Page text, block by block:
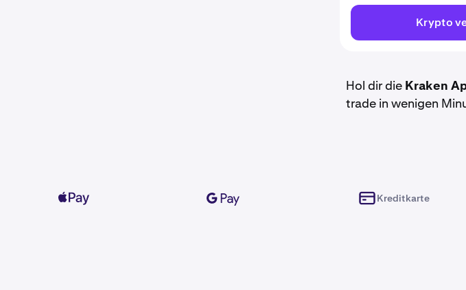
Krypto
Hol dir die Kraken
trade in wenigen
Kreditkarte